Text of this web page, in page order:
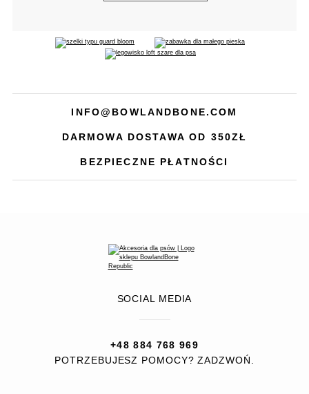
INFO@BOWLANDBONE.COM
DARMOWA DOSTAWA OD 350ZŁ
BEZPIECZNE PŁATNOŚCI
SOCIAL MEDIA
+48 884 768 969
POTRZEBUJESZ POMOCY? ZADZWOŃ.